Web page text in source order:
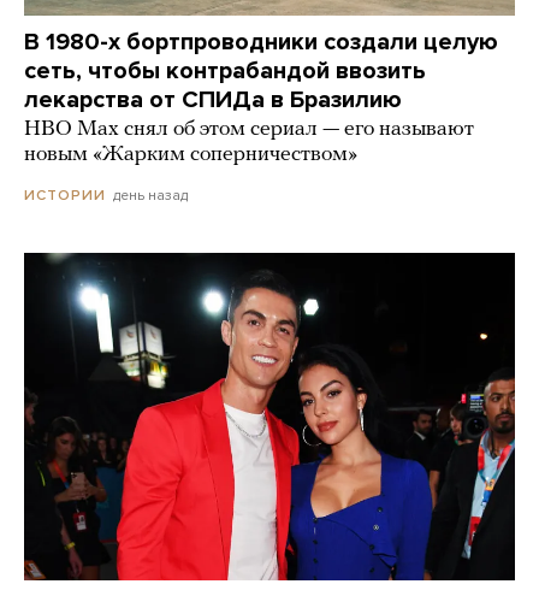
В 1980-х бортпроводники создали целую
сеть, чтобы контрабандой ввозить
лекарства от СПИДа в Бразилию
HBO Max снял об этом сериал — его называют
новым «Жарким соперничеством»
ИСТОРИИ день назад